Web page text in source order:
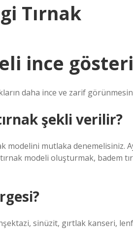
Tırnak
ince
daha ince ve zarif
şekli verilir?
modelini mutlaka denemelisiniz.
modeli oluşturmak, badem
sinüzit, gırtlak kanseri,